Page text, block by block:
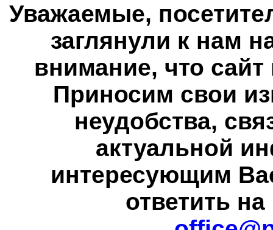
Уважаемые,
заглянули к нам
внимание, что сайт
Приносим свои
неудобства,
актуальной
интересующим
ответить